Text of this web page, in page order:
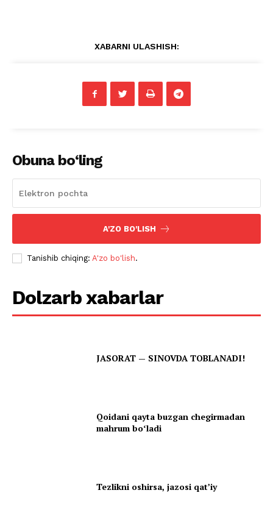
XABARNI ULASHISH:
Obuna bo‘ling
A'ZO BO'LISH
Tanishib chiqing: A'zo bo'lish.
Dolzarb xabarlar
JASORAT — SINOVDA TOBLANADI!
Qoidani qayta buzgan chegirmadan
mahrum boʻladi
Tezlikni oshirsa, jazosi qatʼiy